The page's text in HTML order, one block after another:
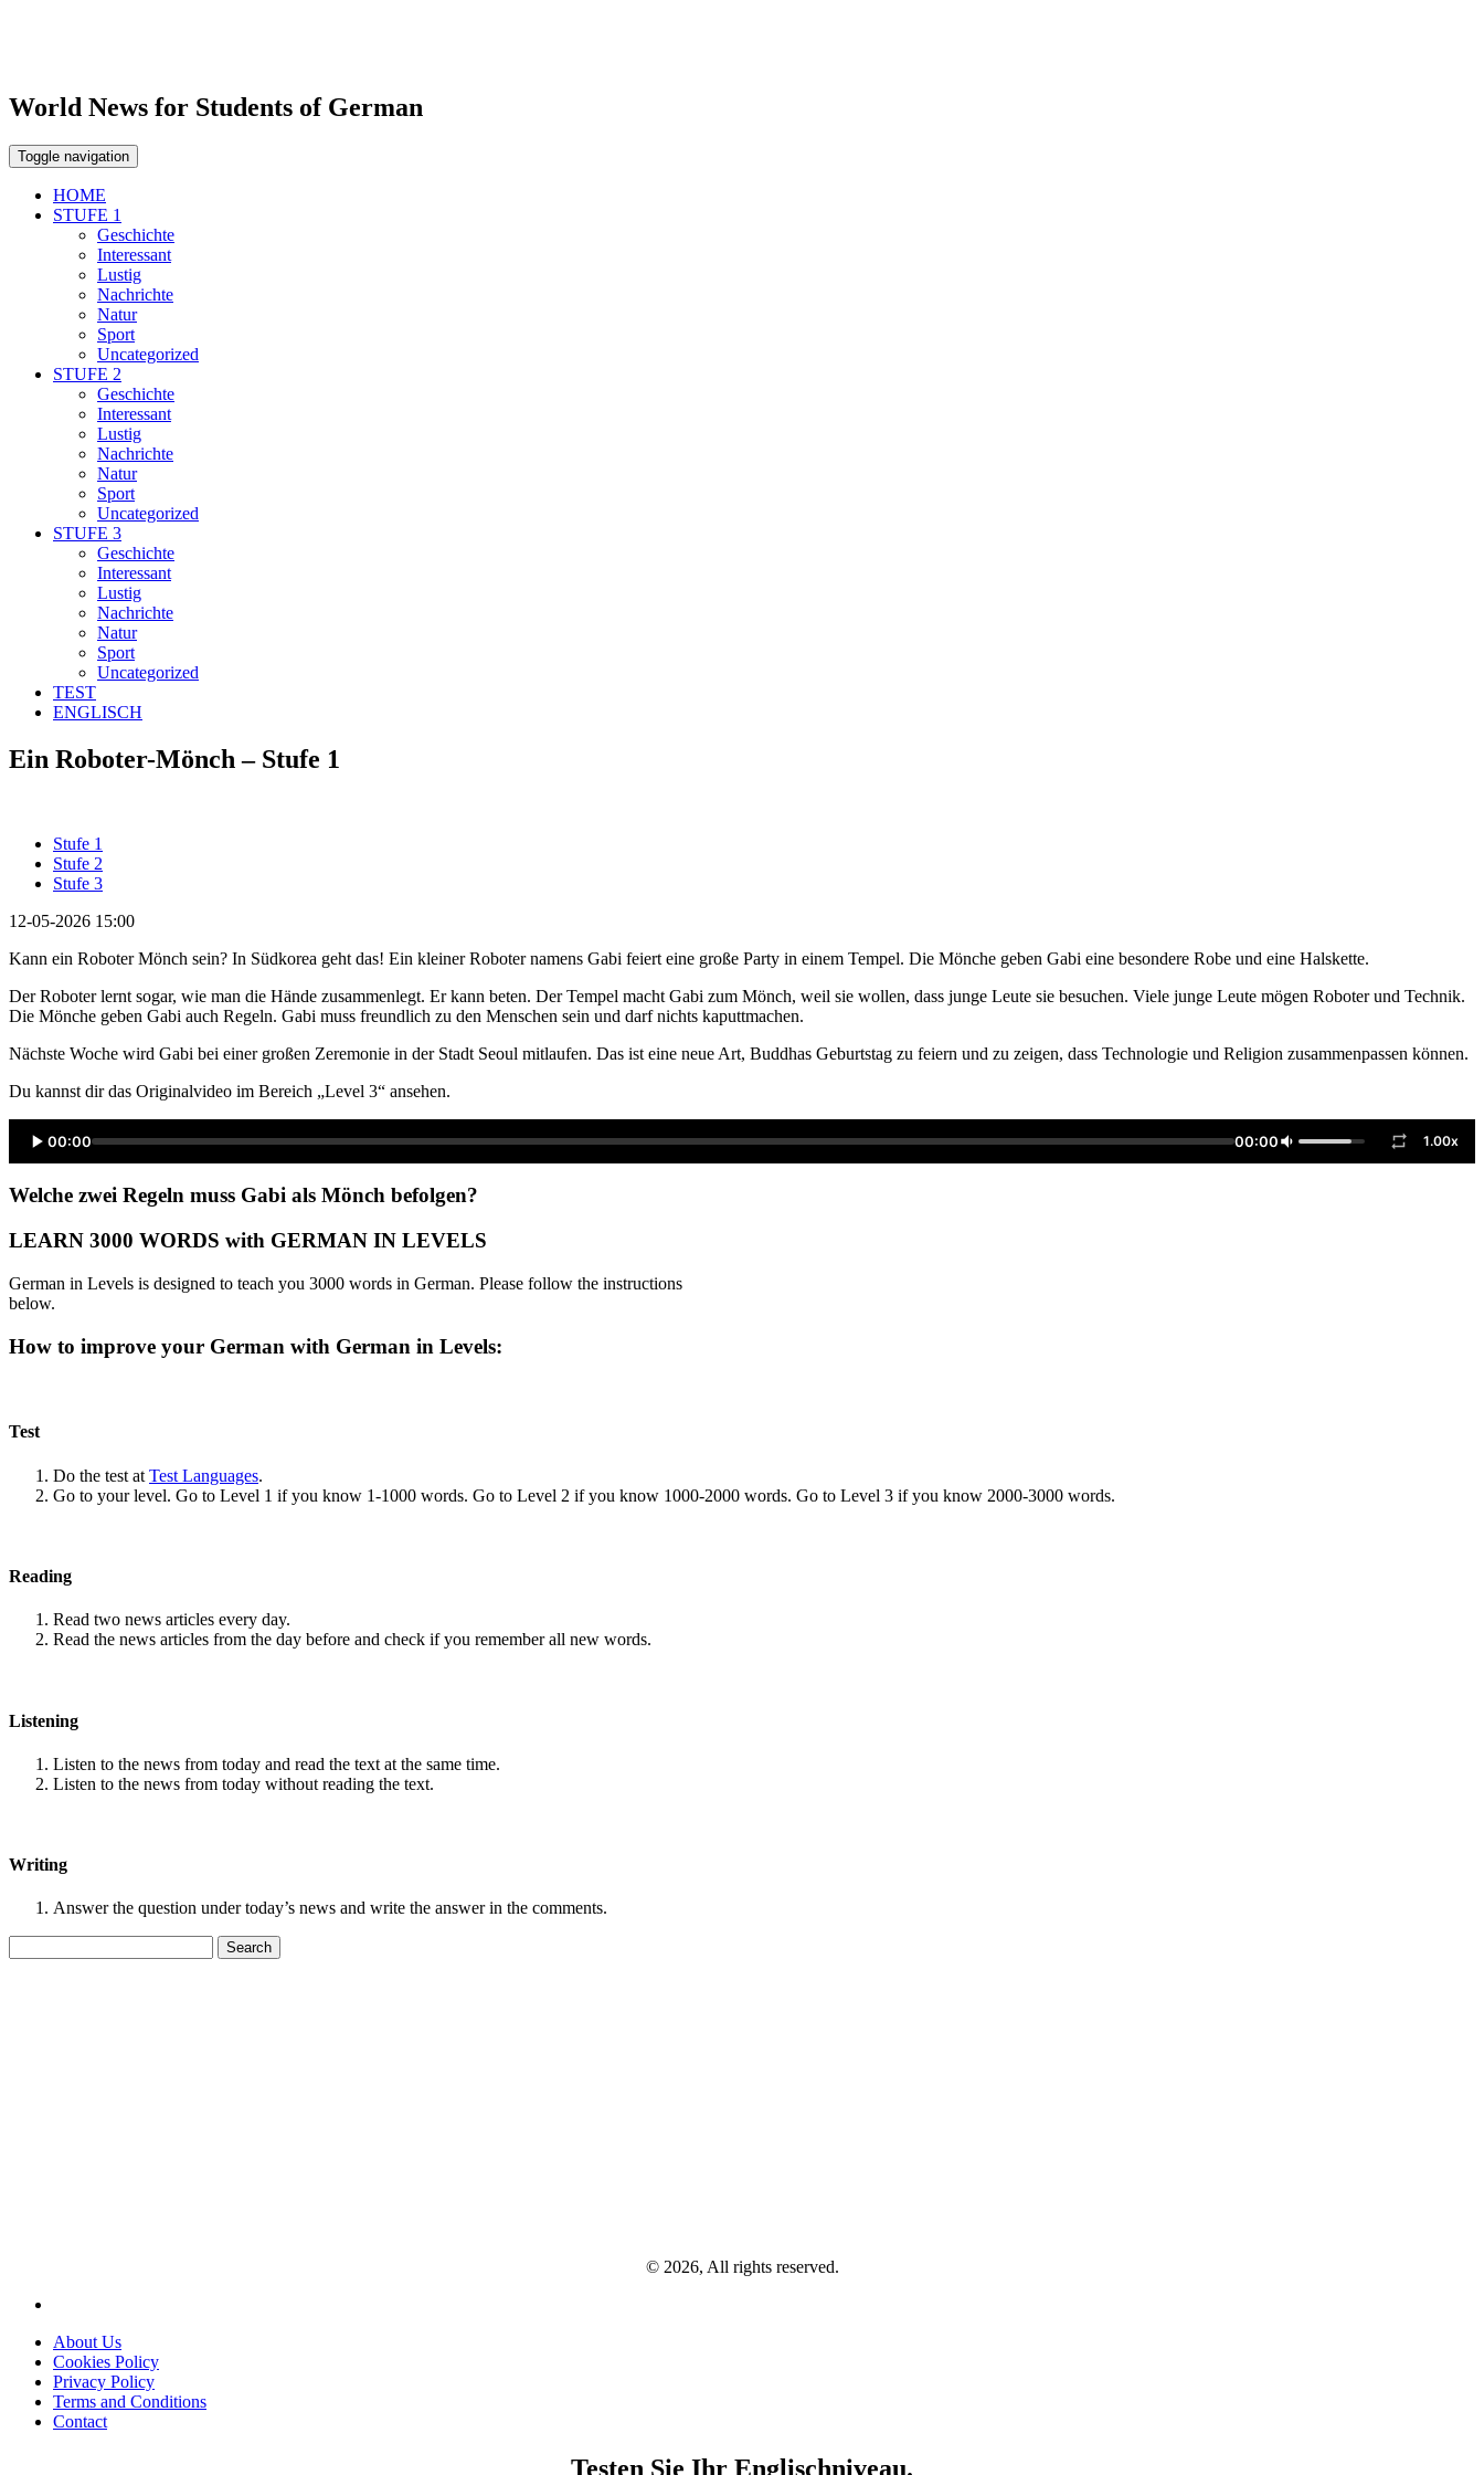
World News for Students of German
Toggle navigation
HOME
STUFE 1
Geschichte
Interessant
Lustig
Nachrichte
Natur
Sport
Uncategorized
STUFE 2
Geschichte
Interessant
Lustig
Nachrichte
Natur
Sport
Uncategorized
STUFE 3
Geschichte
Interessant
Lustig
Nachrichte
Natur
Sport
Uncategorized
TEST
ENGLISCH
Ein Roboter-Mönch – Stufe 1
Stufe 1
Stufe 2
Stufe 3
12-05-2026 15:00
Kann ein Roboter Mönch sein? In Südkorea geht das! Ein kleiner Roboter namens Gabi feiert eine große Party in einem Tempel. Die Mönche geben Gabi eine besondere Robe und eine Halskette.
Der Roboter lernt sogar, wie man die Hände zusammenlegt. Er kann beten. Der Tempel macht Gabi zum Mönch, weil sie wollen, dass junge Leute sie besuchen. Viele junge Leute mögen Roboter und Technik.
Die Mönche geben Gabi auch Regeln. Gabi muss freundlich zu den Menschen sein und darf nichts kaputtmachen.
Nächste Woche wird Gabi bei einer großen Zeremonie in der Stadt Seoul mitlaufen. Das ist eine neue Art, Buddhas Geburtstag zu feiern und zu zeigen, dass Technologie und Religion zusammenpassen können.
Du kannst dir das Originalvideo im Bereich „Level 3“ ansehen.
00:00 00:00 1.00x
Welche zwei Regeln muss Gabi als Mönch befolgen?
LEARN 3000 WORDS with GERMAN IN LEVELS
German in Levels is designed to teach you 3000 words in German. Please follow the instructions
below.
How to improve your German with German in Levels:
Test
Do the test at Test Languages.
Go to your level. Go to Level 1 if you know 1-1000 words. Go to Level 2 if you know 1000-2000 words. Go to Level 3 if you know 2000-3000 words.
Reading
Read two news articles every day.
Read the news articles from the day before and check if you remember all new words.
Listening
Listen to the news from today and read the text at the same time.
Listen to the news from today without reading the text.
Writing
Answer the question under today’s news and write the answer in the comments.
for:
© 2026, All rights reserved.
About Us
Cookies Policy
Privacy Policy
Terms and Conditions
Contact
Testen Sie Ihr Englischniveau.